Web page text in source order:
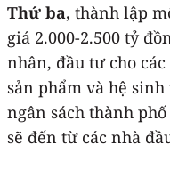
Thứ ba, thành lập
giá 2.000-2.500 tỷ
nhân, đầu tư cho
sản phẩm và hệ
ngân sách thành
sẽ đến từ các nhà